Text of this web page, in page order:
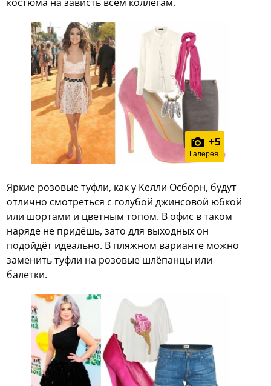
+5
Галерея
Яркие розовые туфли, как у Келли Осборн, будут
отлично смотреться с голубой джинсовой юбкой
или шортами и цветным топом. В офис в таком
наряде не придёшь, зато для выходных он
подойдёт идеально. В пляжном варианте можно
заменить туфли на розовые шлёпанцы или
балетки.